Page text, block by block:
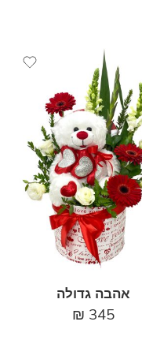
אהבה גדולה
345
₪